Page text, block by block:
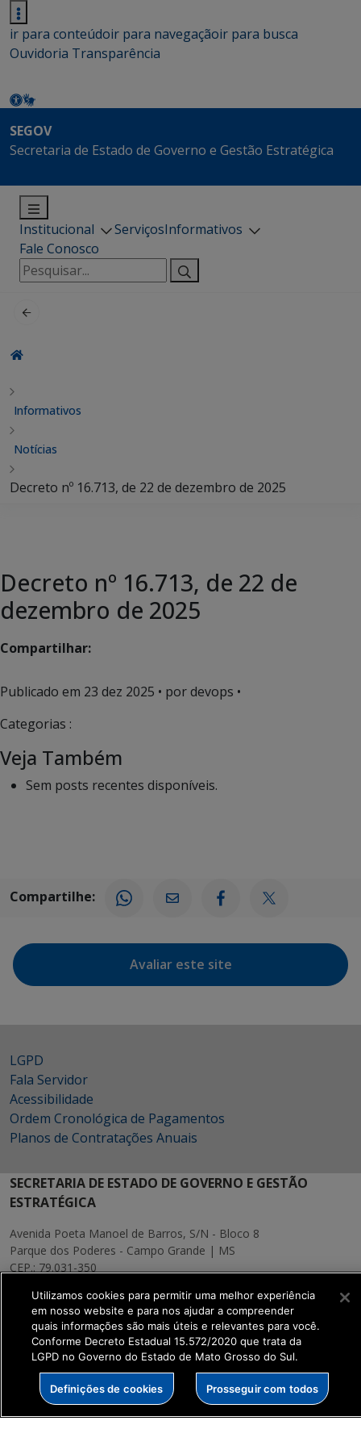
ir para conteúdoir para navegaçãoir para busca
Ouvidoria Transparência
SEGOV
Secretaria de Estado de Governo e Gestão Estratégica
Institucional ServiçosInformativos
Fale Conosco
Pesquisar
por:
Informativos
Notícias
Decreto nº 16.713, de 22 de dezembro de 2025
Decreto nº 16.713, de 22 de
dezembro de 2025
Compartilhar:
Publicado em 23 dez 2025 • por devops •
Categorias :
Veja Também
Sem posts recentes disponíveis.
Compartilhe:
Avaliar este site
LGPD
Fala Servidor
Acessibilidade
Ordem Cronológica de Pagamentos
Planos de Contratações Anuais
SECRETARIA DE ESTADO DE GOVERNO E GESTÃO
ESTRATÉGICA
Avenida Poeta Manoel de Barros, S/N - Bloco 8
Parque dos Poderes - Campo Grande | MS
CEP.: 79.031-350
MAPA
SETDIG | Secretaria-
Executiva de
Utilizamos cookies para permitir uma melhor experiência
em nosso website e para nos ajudar a compreender
quais informações são mais úteis e relevantes para você.
Conforme Decreto Estadual 15.572/2020 que trata da
LGPD no Governo do Estado de Mato Grosso do Sul.
Definições de cookies Prosseguir com todos